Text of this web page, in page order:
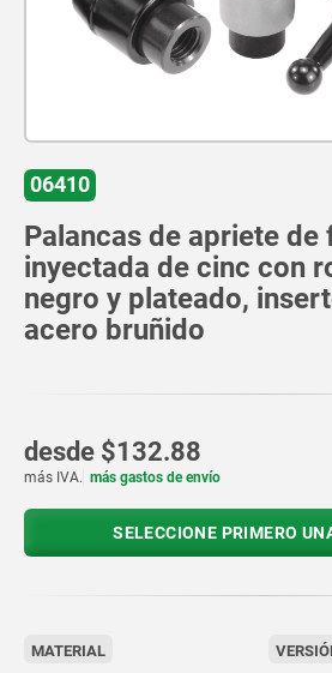
06410
Palancas de apriete de
inyectada de cinc con
negro y plateado,
acero bruñido
desde $132.88
más IVA. más gastos de envío
SELECCIONE PRIMERO
MATERIAL